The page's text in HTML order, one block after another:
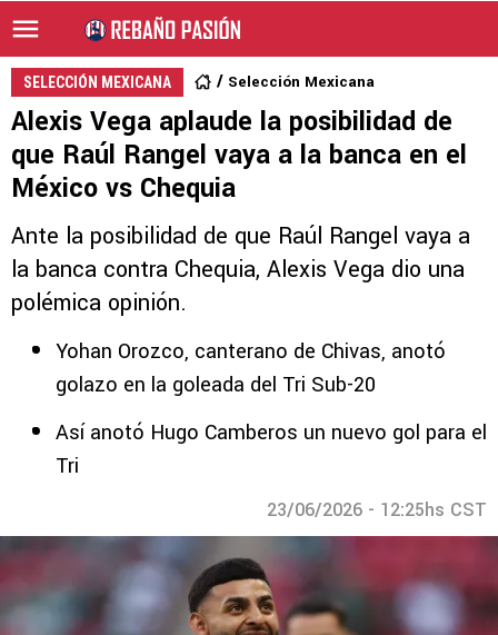
SELECCIÓN MEXICANA Selección Mexicana
Alexis Vega aplaude la posibilidad de
que Raúl Rangel vaya a la banca en el
México vs Chequia
Ante la posibilidad de que Raúl Rangel vaya a
la banca contra Chequia, Alexis Vega dio una
polémica opinión.
Yohan Orozco, canterano de Chivas, anotó
golazo en la goleada del Tri Sub-20
Así anotó Hugo Camberos un nuevo gol para el
Tri
23/06/2026 - 12:25hs CST